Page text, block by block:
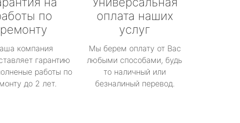
по
ремонту
компания
гарантию
работы по
до 2 лет.
оплата наших
услуг
Мы берем оплату от Вас
любыми способами, будь
то наличный или
безналиный перевод.